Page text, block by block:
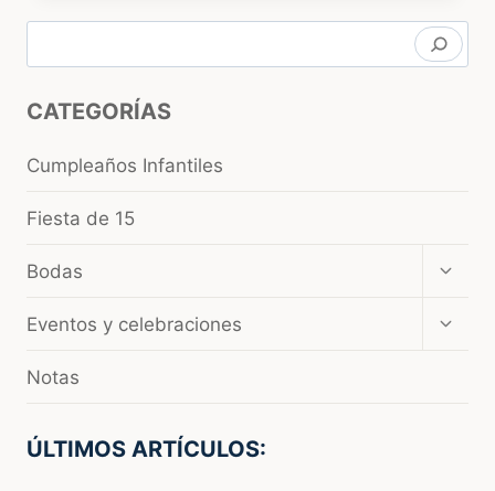
CATEGORÍAS
Cumpleaños Infantiles
Fiesta de 15
Bodas
hijo
Eventos y celebraciones
Notas
ÚLTIMOS ARTÍCULOS: